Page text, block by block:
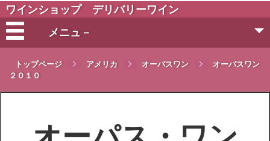
ワインショップ デリバリーワイン
メニュ－
会社概要
ご注文方法
営業日・お届け日
トップページ アメリカ オーパスワン
オーパスワン
２０１０